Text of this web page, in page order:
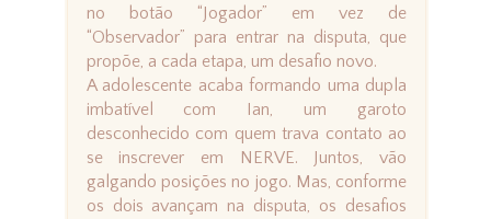
no botão “Jogador” em vez de
“Observador” para entrar na disputa, que
propõe, a cada etapa, um desafio novo.
A adolescente acaba formando uma dupla
imbatível com Ian, um garoto
desconhecido com quem trava contato ao
se inscrever em NERVE. Juntos, vão
galgando posições no jogo. Mas, conforme
os dois avançam na disputa, os desafios